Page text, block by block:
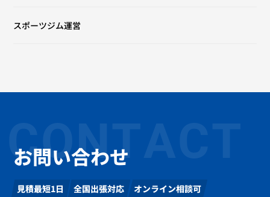
スポーツジム運営
お問い合わせ
CONTACT
見積最短1日 全国出張対応
オンライン相談可